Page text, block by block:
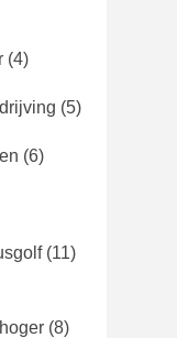
(4)
(5)
(6)
(11)
(8)